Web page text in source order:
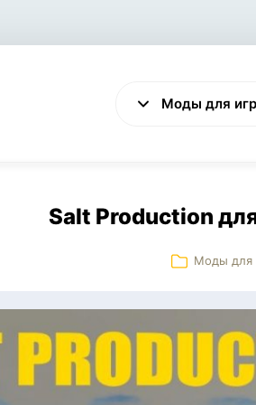
Моды для игр
Salt Production
Моды для